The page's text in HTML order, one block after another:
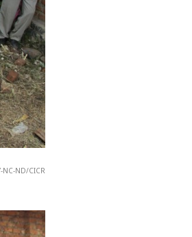
NC-ND/CICR